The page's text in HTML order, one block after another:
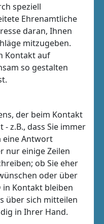
speziell
Ehrenamtliche
daran, Ihnen
mitzugeben.
Kontakt auf
so gestalten
der beim Kontakt
z.B., dass Sie immer
eine Antwort
nur einige Zeilen
ob Sie eher
oder über
in Kontakt bleiben
über sich mitteilen
in Ihrer Hand.